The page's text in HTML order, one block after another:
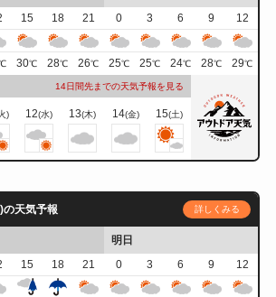
15 18 21 0 3 6 9
12
30℃ 28℃ 26℃ 25℃ 25℃ 24℃ 28℃ 29℃
14日間先までの天気予報を見る
) 12(水) 13(木) 14(金) 15(土)
の天気予報 詳しくみる
明日
15 18 21 0 3 6 9
12